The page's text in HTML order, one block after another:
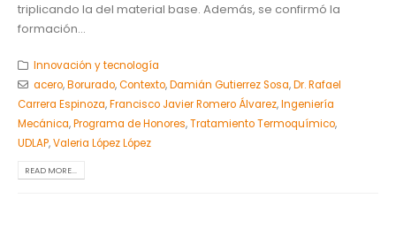
triplicando la del material base. Además, se confirmó la
formación...
Innovación y tecnología
acero,Borurado,Contexto,Damián Gutierrez Sosa,Dr. Rafael
Carrera Espinoza,Francisco Javier Romero Álvarez,Ingeniería
Mecánica,Programa de Honores,Tratamiento Termoquímico,
UDLAP,Valeria López López
READ MORE...